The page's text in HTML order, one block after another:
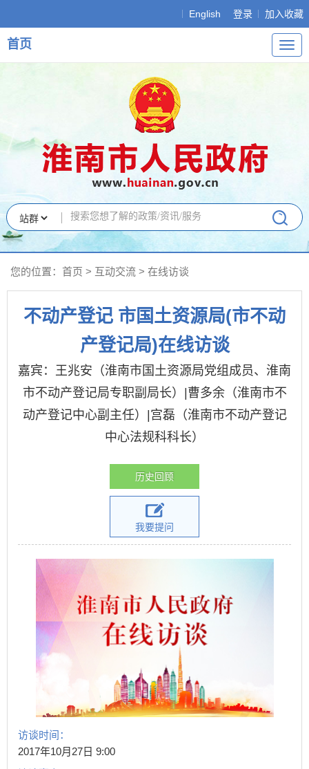
English 登录 加入收藏
导
航
首页
您的位置： 首页 > 互动交流 > 在线访谈
不动产登记 市国土资源局(市不动
产登记局)在线访谈
嘉宾：王兆安（淮南市国土资源局党组成员、淮南
市不动产登记局专职副局长）|曹多余（淮南市不
动产登记中心副主任）|宫磊（淮南市不动产登记
中心法规科科长）
历史回顾
我要提问
访谈时间：
2017年10月27日 9:00